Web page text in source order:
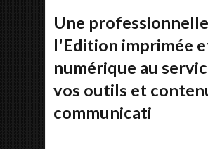
Une
l'Edition imprimée
numérique au
vos outils et
communicati